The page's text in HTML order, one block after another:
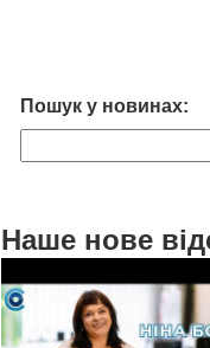
Пошук у новинах:
Наше нове